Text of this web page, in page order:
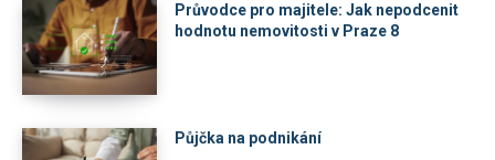
Průvodce pro majitele: Jak nepodcenit
hodnotu nemovitosti v Praze 8
Půjčka na podnikání